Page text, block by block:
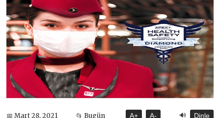
📅 Mart 28, 2021 📂 Bugün A+ A- 🔊 Dinle